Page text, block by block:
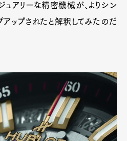
ュアリーな精密機械が、よりシン
アップされたと解釈してみたのだ